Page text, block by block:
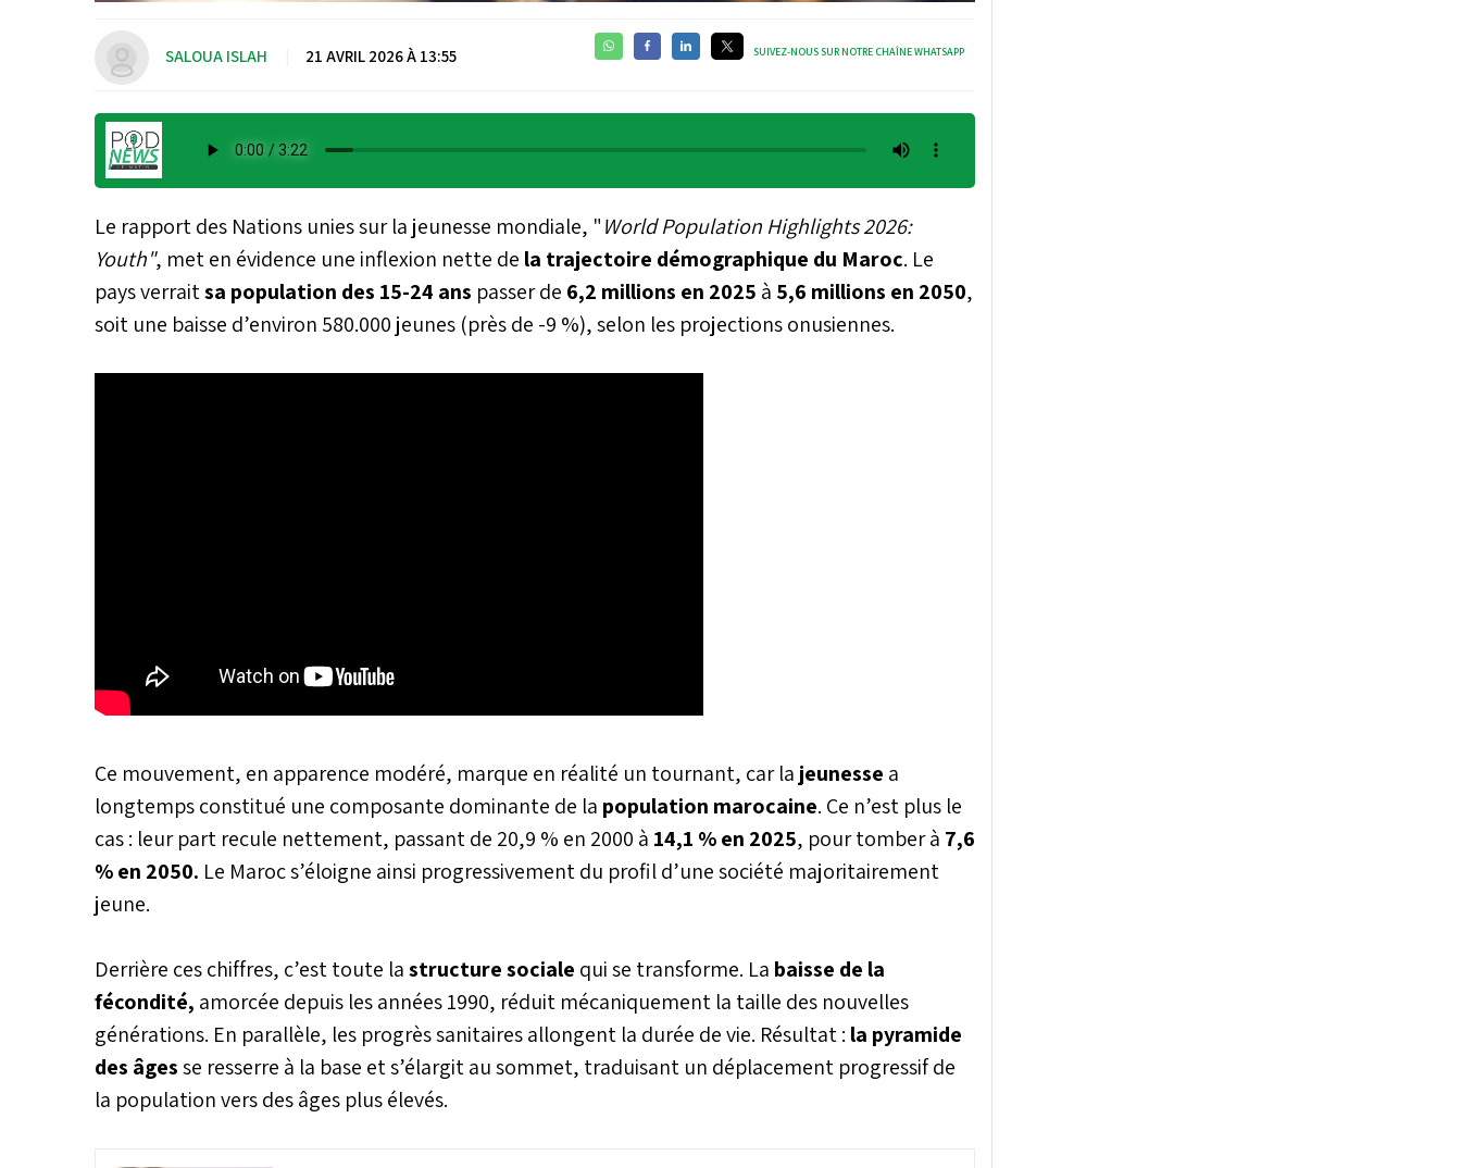
SALOUA ISLAH 21 AVRIL 2026 À 13:55 SUIVEZ-NOUS SUR NOTRE CHAÎNE WHATSAPP
Le rapport des Nations unies sur la jeunesse mondiale, "World Population Highlights 2026:
Youth", met en évidence une inflexion nette de la trajectoire démographique du Maroc. Le
pays verraitsa population des 15-24 ans passer de 6,2 millions en 2025 à 5,6 millions en 2050,
soit une baisse d’environ 580.000 jeunes (près de -9 %), selon les projections onusiennes.
Ce mouvement, en apparence modéré, marque en réalité un tournant, car la jeunesse a
longtemps constitué une composante dominante de la population marocaine. Ce n’est plus le
cas : leur part recule nettement, passant de 20,9 % en 2000 à 14,1 % en 2025, pour tomber à 7,6
% en 2050. Le Maroc s’éloigne ainsi progressivement du profil d’une société majoritairement
jeune.
Derrière ces chiffres, c’est toute lastructure sociale qui se transforme. La baisse de la
fécondité, amorcée depuis les années 1990, réduit mécaniquement la taille des nouvelles
générations. En parallèle, les progrès sanitaires allongent la durée de vie. Résultat : la pyramide
des âgesse resserre à la base et s’élargit au sommet, traduisant un déplacement progressif de
la population vers des âges plus élevés.